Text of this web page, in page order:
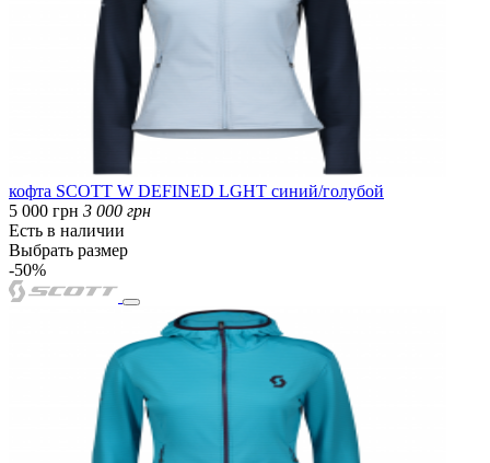
кофта SCOTT W DEFINED LGHT синий/голубой
5 000 грн 3 000 грн
Есть в наличии
Выбрать размер
-50%